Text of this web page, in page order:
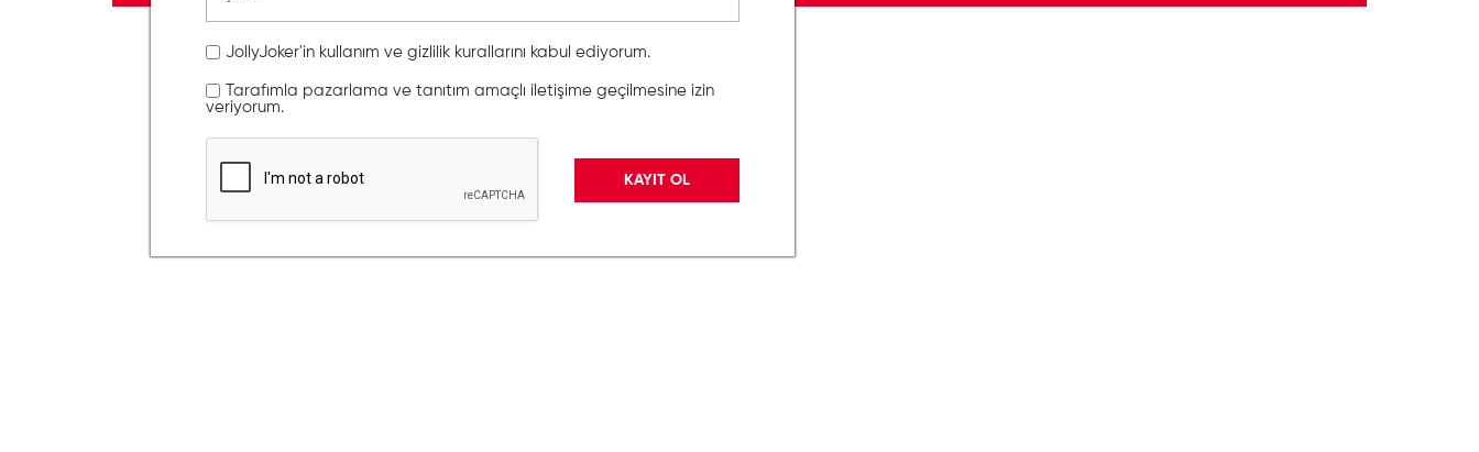
JollyJoker'in kullanım ve gizlilik kurallarını kabul ediyorum.
Tarafımla pazarlama ve tanıtım amaçlı iletişime geçilmesine izin
veriyorum.